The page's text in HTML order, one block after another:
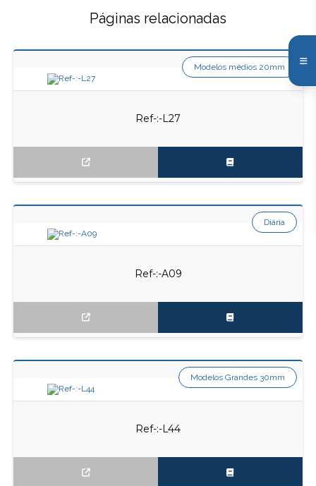
Páginas relacionadas
Ref-:-L27
Modelos médios 20mm
Ref-:-A09
Diária
Ref-:-L44
Modelos Grandes 30mm